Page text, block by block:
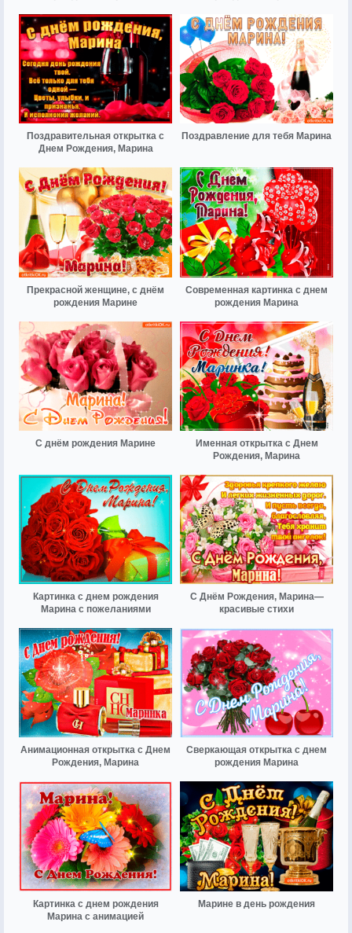
Поздравительная открытка с
Днем Рождения, Марина
Поздравление для тебя Марина
Прекрасной женщине, с днём
рождения Марине
Современная картинка с днем
рождения Марина
С днём рождения Марине
Именная открытка с Днем
Рождения, Марина
Картинка с днем рождения
Марина с пожеланиями
С Днём Рождения, Марина—
красивые стихи
Анимационная открытка с Днем
Рождения, Марина
Сверкающая открытка с днем
рождения Марина
Картинка с днем рождения
Марина с анимацией
Марине в день рождения